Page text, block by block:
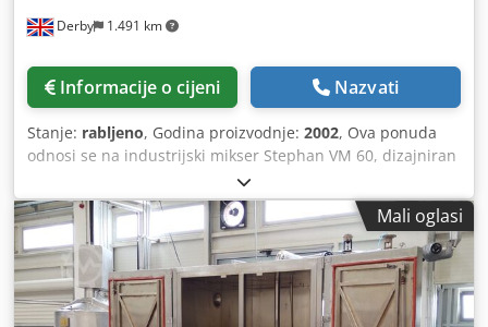
Derby 1.491 km
Informacije o cijeni Nazvati
Stanje: rabljeno, Godina proizvodnje: 2002, Ova ponuda
odnosi se na industrijski mikser Stephan VM 60, dizajniran
za zahtjevne primjene miješanja. Stroj ima veliki, stožčasti
spremnik izrađen od nehrđajućeg čelika s poklopcem koji
uključuje elemente za zaključavanje za sigurno zatvaranje.
Spremnik za miješanje je dvostruk, što omogućuje grijanje
i hlađenje tijekom rada, čime se povećava fleksibilnost
procesa. Unutrašnjost spremnika za miješanje opremljena
je miješalicama i lopaticama za miješanje, što osigurava
Mali oglasi